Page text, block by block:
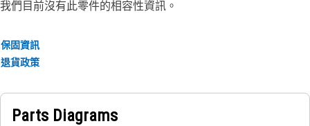
我們目前沒有此零件的相容性資訊。
保固資訊
退貨政策
Parts Diagrams